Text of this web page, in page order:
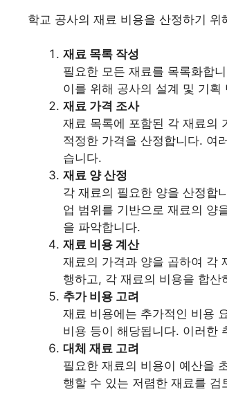
학교 공사의 재료 비용을 산정하기
재료 목록 작성
필요한 모든 재료를 목록화합
이를 위해 공사의 설계 및 기
재료 가격 조사
재료 목록에 포함된 각 재료의
적정한 가격을 산정합니다. 여
습니다.
재료 양 산정
각 재료의 필요한 양을 산정합
업 범위를 기반으로 재료의 양
을 파악합니다.
재료 비용 계산
재료의 가격과 양을 곱하여 각
행하고, 각 재료의 비용을 합
추가 비용 고려
재료 비용에는 추가적인 비용
비용 등이 해당됩니다. 이러한
대체 재료 고려
필요한 재료의 비용이 예산을
행할 수 있는 저렴한 재료를